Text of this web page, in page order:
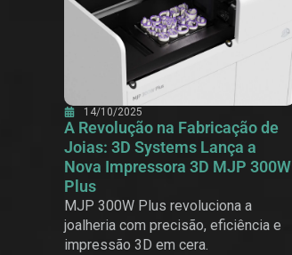
14/10/2025
A Revolução na Fabricação de
Joias: 3D Systems Lança a
Nova Impressora 3D MJP 300W
Plus
MJP 300W Plus revoluciona a
joalheria com precisão, eficiência e
impressão 3D em cera.